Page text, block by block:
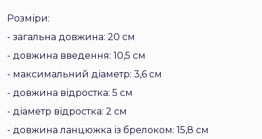
Розміри:
- загальна довжина: 20 см
- довжина введення: 10,5 см
- максимальний діаметр: 3,6 см
- довжина відростка: 5 см
- діаметр відростка: 2 см
- довжина ланцюжка із брелоком: 15,8 см